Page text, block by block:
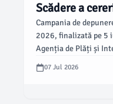
Scădere a
suprafelor
Campania de
2026, finalizată pe 5
Agenția de Plăți și
Conform
671.334 cereri,
07 Jul 2026